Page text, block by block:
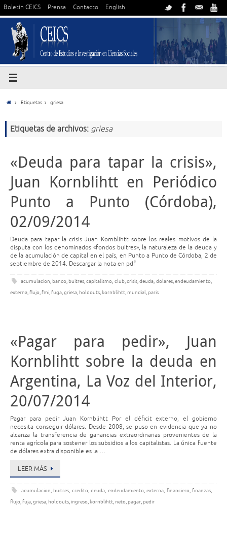
Boletín CEICS Prensa Contacto English
Etiquetas griesa
Etiquetas de archivos: griesa
«Deuda para tapar la crisis»,
Juan Kornblihtt en Periódico
Punto a Punto (Córdoba),
02/09/2014
Deuda para tapar la crisis Juan Kornblihtt sobre los reales motivos de la
disputa con los denominados «fondos buitres», la naturaleza de la deuda y
de la acumulación de capital en el país, en Punto a Punto de Córdoba, 2 de
septiembre de 2014. Descargar la nota en pdf
acumulacion, banco, buitres,capitalismo, club,crisis,deuda, dolares,endeudamiento,
externa, flujo, fmi, fuga,griesa, holdouts, kornblihtt, mundial, paris
«Pagar para pedir», Juan
Kornblihtt sobre la deuda en
Argentina, La Voz del Interior,
20/07/2014
Pagar para pedir Juan Kornblihtt Por el déficit externo, el gobierno
necesita conseguir dólares. Desde 2008, se puso en evidencia que ya no
alcanza la transferencia de ganancias extraordinarias provenientes de la
renta agrícola para sostener los subsidios a los capitalistas. La única fuente
de dólares extra disponible es la …
LEER MÁS
acumulacion, buitres, credito,deuda, endeudamiento,externa, financiero, finanzas,
flujo, fuja,griesa, holdouts,ingreso, kornblihtt, neto, pagar, pedir